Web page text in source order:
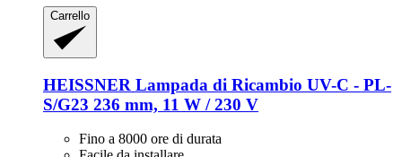
Carrello
HEISSNER Lampada di Ricambio UV-​C -​ PL-​
S/G23 236 mm, 11 W / 230 V
Fino a 8000 ore di durata